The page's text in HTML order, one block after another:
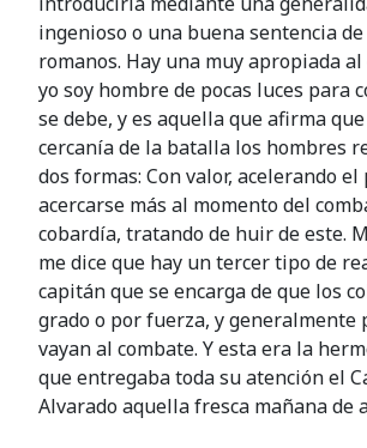
ingenioso o una buena sentencia
romanos. Hay una muy apropiada
yo soy hombre de pocas luces para
se debe, y es aquella que afirma
cercanía de la batalla los hombres
dos formas: Con valor, acelerando el
acercarse más al momento del
cobardía, tratando de huir de este.
me dice que hay un tercer tipo de
capitán que se encarga de que los
grado o por fuerza, y generalmente
vayan al combate. Y esta era la
que entregaba toda su atención el
Alvarado aquella fresca mañana de